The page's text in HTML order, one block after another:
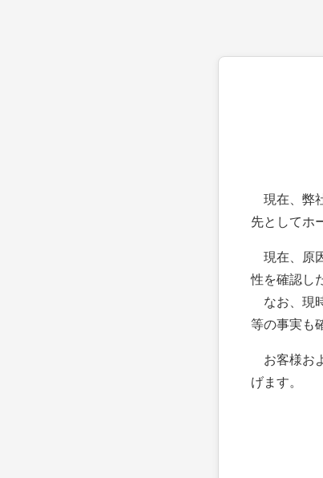
現在、弊
先としてホ
現在、原
性を確認し
なお、現
等の事実も
お客様お
げます。